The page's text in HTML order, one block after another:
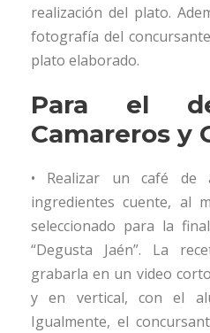
realización del plato.
fotografía del
plato elaborado.
Para el
Camareros y
• Realizar un café de
ingredientes cuente, al
seleccionado para la
“Degusta Jaén”. La
grabarla en un video
y en vertical, con el
Igualmente, el